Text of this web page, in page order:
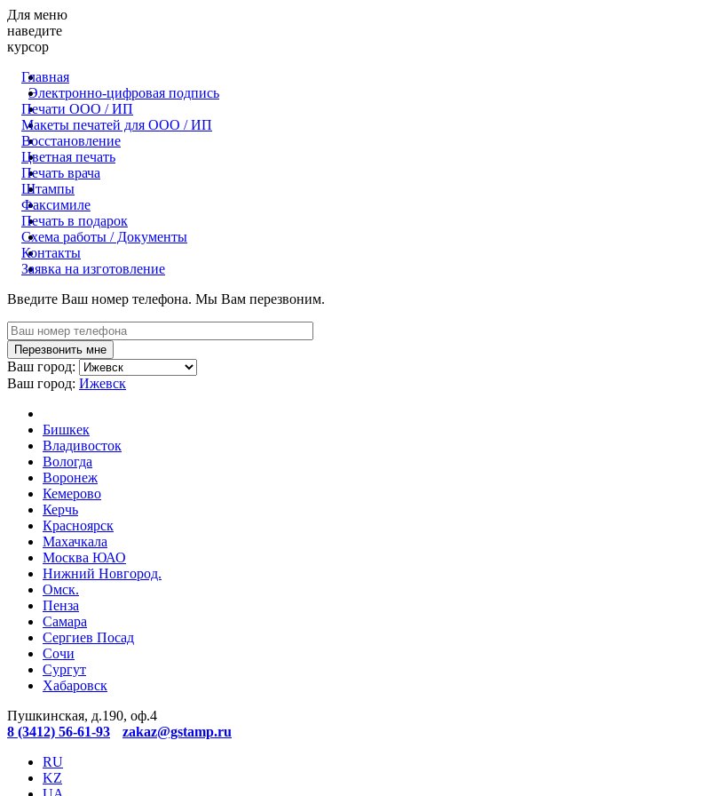
Для меню
наведите
курсор
Главная
Электронно-цифровая подпись
Печати ООО / ИП
Макеты печатей для OOO / ИП
Восстановление
Цветная печать
Печать врача
Штампы
Факсимиле
Печать в подарок
Схема работы / Документы
Контакты
Заявка на изготовление
Введите Ваш номер телефона. Мы Вам перезвоним.
Ваш город:
Ваш город: Ижевск
Бишкек
Владивосток
Вологда
Воронеж
Кемерово
Керчь
Красноярск
Махачкала
Москва ЮАО
Нижний Новгород.
Омск.
Пенза
Самара
Сергиев Посад
Сочи
Сургут
Хабаровск
Пушкинская, д.190, оф.4
8 (3412) 56-61-93
zakaz@gstamp.ru
RU
KZ